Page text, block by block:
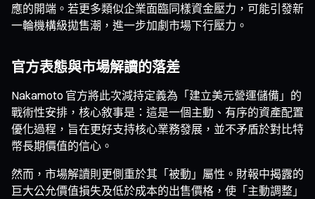
應的開端。若更多類似企業面臨同樣資金壓力，可能引發新
一輪機構級拋售潮，進一步加劇市場下行壓力。
官方表態與市場解讀的落差
Nakamoto 官方將此次減持定義為「建立美元營運儲備」的
戰術性安排，核心敘事是：這是一個主動、有序的資產配置
優化過程，旨在更好支持核心業務發展，並不矛盾於對比特
幣長期價值的信心。
然而，市場解讀則更側重於其「被動」屬性。財報中揭露的
巨大公允價值損失及低於成本的出售價格，使「主動調整」